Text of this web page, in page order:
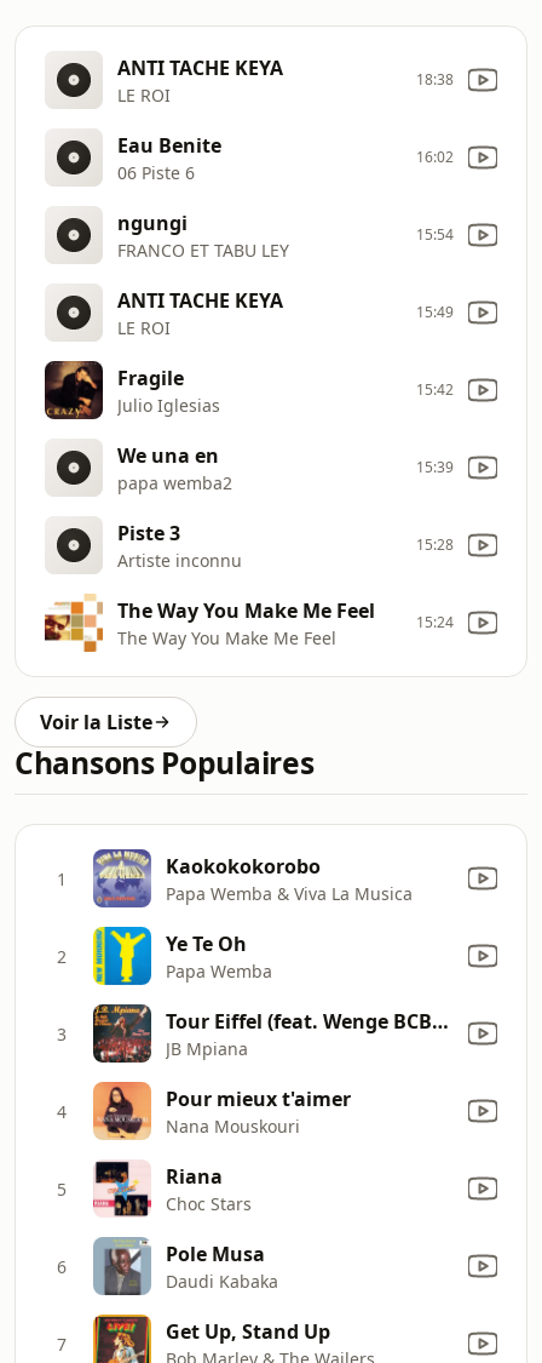
ANTI TACHE KEYA
LE ROI
18:38
Eau Benite
06 Piste 6
16:02
ngungi
FRANCO ET TABU LEY
15:54
ANTI TACHE KEYA
LE ROI
15:49
Fragile
Julio Iglesias
15:42
We una en
papa wemba2
15:39
Piste 3
Artiste inconnu
15:28
The Way You Make Me Feel
The Way You Make Me Feel
15:24
Voir la Liste
Chansons Populaires
1 Kaokokokorobo
Papa Wemba & Viva La Musica
2 Ye Te Oh
Papa Wemba
3 Tour Eiffel (feat. Wenge BCBG) [Live Bercy 2001]
JB Mpiana
4 Pour mieux t'aimer
Nana Mouskouri
5 Riana
Choc Stars
6 Pole Musa
Daudi Kabaka
7 Get Up, Stand Up
Bob Marley & The Wailers